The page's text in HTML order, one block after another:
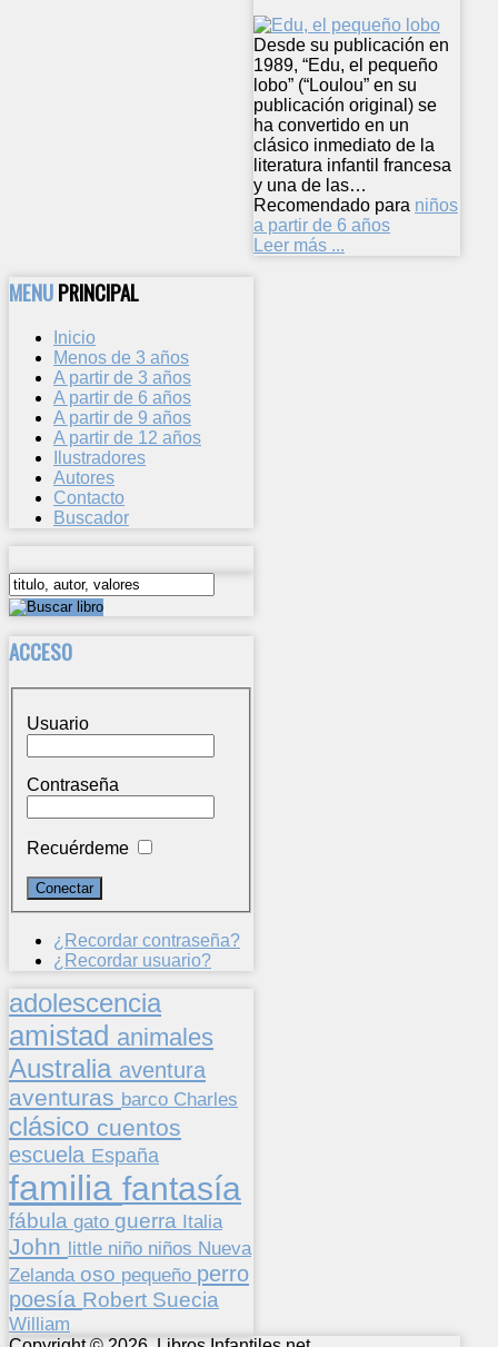
Desde su publicación en
1989, “Edu, el pequeño
lobo” (“Loulou” en su
publicación original) se
ha convertido en un
clásico inmediato de la
literatura infantil francesa
y una de las…
Recomendado para niños
a partir de 6 años
Leer más ...
MENUPRINCIPAL
Inicio
Menos de 3 años
A partir de 3 años
A partir de 6 años
A partir de 9 años
A partir de 12 años
Ilustradores
Autores
Contacto
Buscador
ACCESO
Usuario
Contraseña
Recuérdeme
¿Recordar contraseña?
¿Recordar usuario?
adolescencia
amistad animales
Australia aventura
aventuras barco Charles
clásico cuentos
escuela España
familia fantasía
fábula gato guerra Italia
John little niño niños Nueva
Zelanda oso pequeño perro
poesía Robert Suecia
William